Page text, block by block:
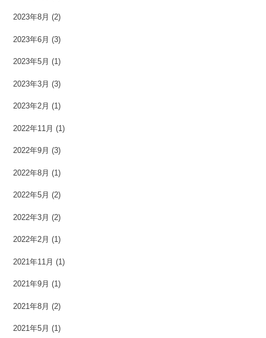
2023年8月 (2)
2023年6月 (3)
2023年5月 (1)
2023年3月 (3)
2023年2月 (1)
2022年11月 (1)
2022年9月 (3)
2022年8月 (1)
2022年5月 (2)
2022年3月 (2)
2022年2月 (1)
2021年11月 (1)
2021年9月 (1)
2021年8月 (2)
2021年5月 (1)